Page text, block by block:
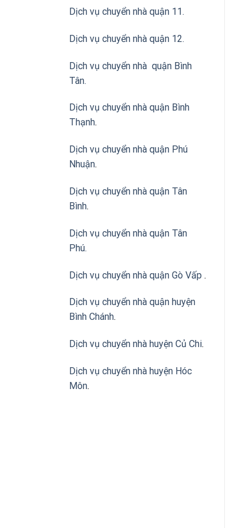
Dịch vụ chuyển nhà quận 11.
Dịch vụ chuyển nhà quận 12.
Dịch vụ chuyển nhà quận Bình
Tân.
Dịch vụ chuyển nhà quận Bình
Thạnh.
Dịch vụ chuyển nhà quận Phú
Nhuận.
Dịch vụ chuyển nhà quận Tân
Bình.
Dịch vụ chuyển nhà quận Tân
Phú.
Dịch vụ chuyển nhà quận Gò Vấp .
Dịch vụ chuyển nhà quận huyện
Bình Chánh.
Dịch vụ chuyển nhà huyện Củ Chi.
Dịch vụ chuyển nhà huyện Hóc
Môn.